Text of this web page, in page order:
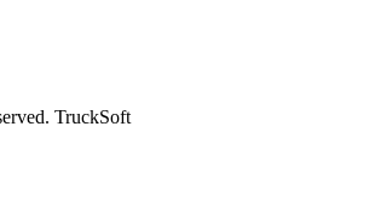
TruckSoft